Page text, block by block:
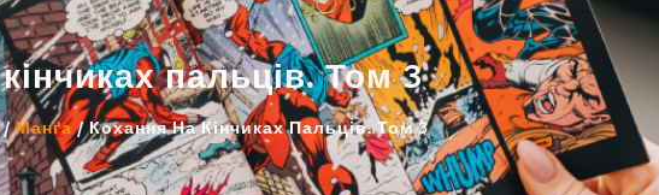
пальців. Том 3
Манґа/ Кохання На Кінчиках Пальців. Том 3